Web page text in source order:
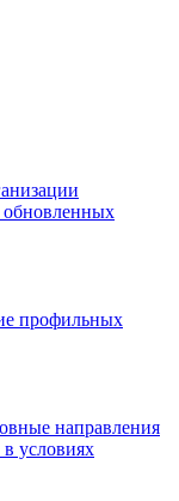
обновленных
профильных
направления
в условиях